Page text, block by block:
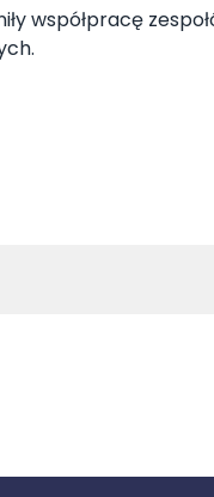
współpracę